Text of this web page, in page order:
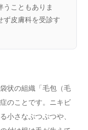
うこともありま
ず皮膚科を受診す
状の組織「毛包（毛
のことです。ニキビ
小さなぷつぷつや、